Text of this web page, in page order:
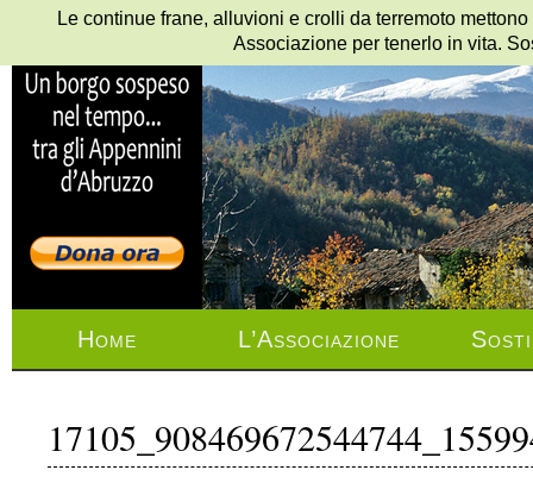
Home L’Associazione
Le continue frane, alluvioni e crolli da terremoto
Associazione per tenerlo in vita.